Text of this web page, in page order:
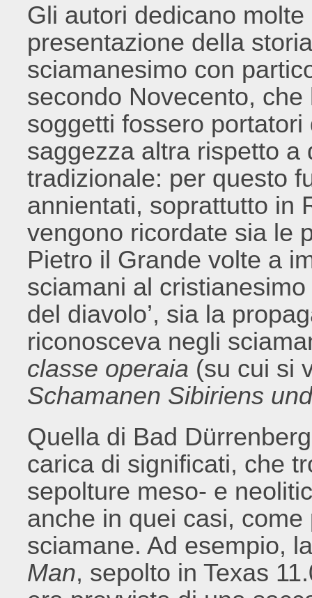
Gli autori dedicano
presentazione della
sciamanesimo con
secondo Novecento,
soggetti fossero
saggezza altra rispetto a
tradizionale: per questo
annientati, soprattutto in
vengono ricordate sia le
Pietro il Grande volte a
sciamani al
del diavolo’, sia la
riconosceva negli
classe operaia (su cui si
Schamanen Sibiriens
Quella di Bad
carica di significati, che
sepolture meso- e
anche in quei casi,
sciamane. Ad esempio,
Man, sepolto in Texas